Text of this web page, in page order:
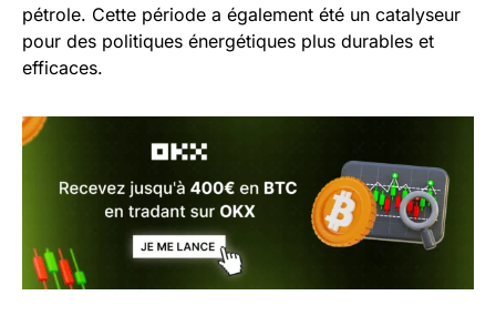
pétrole. Cette période a également été un catalyseur
pour des politiques énergétiques plus durables et
efficaces.